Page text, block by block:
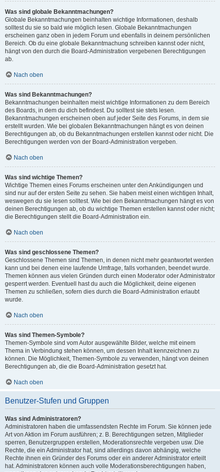
Was sind globale Bekanntmachungen?
Globale Bekanntmachungen beinhalten wichtige Informationen, deshalb
solltest du sie so bald wie möglich lesen. Globale Bekanntmachungen
erscheinen ganz oben in jedem Forum und ebenfalls in deinem persönlichen
Bereich. Ob du eine globale Bekanntmachung schreiben kannst oder nicht,
hängt von den durch die Board-Administration vergebenen Berechtigungen
ab.
Nach oben
Was sind Bekanntmachungen?
Bekanntmachungen beinhalten meist wichtige Informationen zu dem Bereich
des Boards, in dem du dich befindest. Du solltest sie stets lesen.
Bekanntmachungen erscheinen oben auf jeder Seite des Forums, in dem sie
erstellt wurden. Wie bei globalen Bekanntmachungen hängt es von deinen
Berechtigungen ab, ob du Bekanntmachungen erstellen kannst oder nicht. Die
Berechtigungen werden von der Board-Administration vergeben.
Nach oben
Was sind wichtige Themen?
Wichtige Themen eines Forums erscheinen unter den Ankündigungen und
sind nur auf der ersten Seite zu sehen. Sie haben meist einen wichtigen Inhalt,
weswegen du sie lesen solltest. Wie bei den Bekanntmachungen hängt es von
deinen Berechtigungen ab, ob du wichtige Themen erstellen kannst oder nicht;
die Berechtigungen stellt die Board-Administration ein.
Nach oben
Was sind geschlossene Themen?
Geschlossene Themen sind Themen, in denen nicht mehr geantwortet werden
kann und bei denen eine laufende Umfrage, falls vorhanden, beendet wurde.
Themen können aus vielen Gründen durch einen Moderator oder Administrator
gesperrt werden. Eventuell hast du auch die Möglichkeit, deine eigenen
Themen zu schließen, sofern dies durch die Board-Administration erlaubt
wurde.
Nach oben
Was sind Themen-Symbole?
Themen-Symbole sind vom Autor ausgewählte Bilder, welche mit einem
Thema in Verbindung stehen können, um dessen Inhalt kennzeichnen zu
können. Die Möglichkeit, Themen-Symbole zu verwenden, hängt von deinen
Berechtigungen ab, die die Board-Administration gesetzt hat.
Nach oben
Benutzer-Stufen und Gruppen
Was sind Administratoren?
Administratoren haben die umfassendsten Rechte im Forum. Sie können jede
Art von Aktion im Forum ausführen; z. B. Berechtigungen setzen, Mitglieder
sperren, Benutzergruppen erstellen, Moderationsrechte vergeben usw. Die
Rechte, die ein Administrator hat, sind allerdings davon abhängig, welche
Rechte ihnen ein Gründer des Forums oder ein anderer Administrator erteilt
hat. Administratoren können auch volle Moderationsberechtigungen haben,